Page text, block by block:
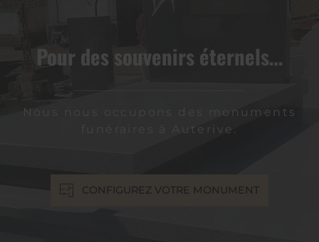
Pour des souvenirs éternels…
Nous nous occupons des monuments
funéraires à Auterive.
CONFIGUREZ VOTRE MONUMENT